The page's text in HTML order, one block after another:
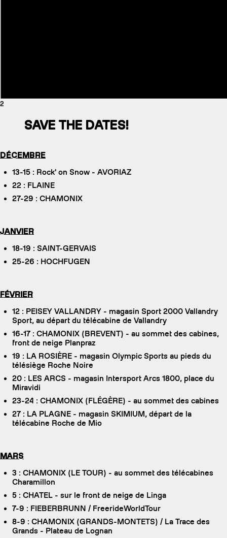
2
SAVE THE DATES!
DÉCEMBRE
13-15 : Rock' on Snow - AVORIAZ
22 : FLAINE
27-29 : CHAMONIX
JANVIER
18-19 : SAINT-GERVAIS
25-26 : HOCHFUGEN
FÉVRIER
12 : PEISEY VALLANDRY - magasin Sport 2000 Vallandry
Sport, au départ du télécabine de Vallandry
16-17 : CHAMONIX (BREVENT) - au sommet des cabines,
front de neige Planpraz
19 : LA ROSIÈRE - magasin Olympic Sports au pieds du
télésiège Roche Noire
20 : LES ARCS - magasin Intersport Arcs 1800, place du
Miravidi
23-24 : CHAMONIX (FLÉGÈRE) - au sommet des cabines
27 : LA PLAGNE - magasin SKIMIUM, départ de la
télécabine Roche de Mio
MARS
3 : CHAMONIX (LE TOUR) - au sommet des télécabines
Charamillon
5 : CHATEL - sur le front de neige de Linga
7-9 : FIEBERBRUNN / FreerideWorldTour
8-9 : CHAMONIX (GRANDS-MONTETS) / La Trace des
Grands - Plateau de Lognan